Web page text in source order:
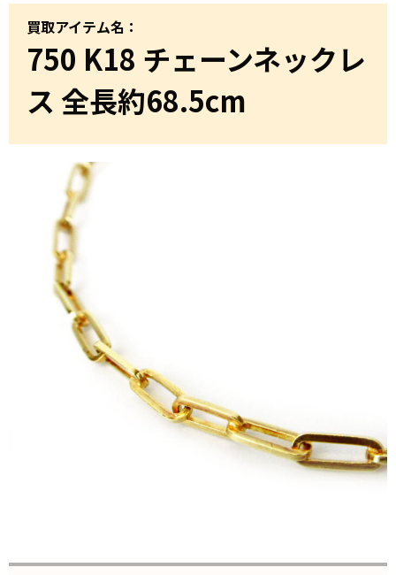
買取アイテム名：
750 K18 チェーンネックレ
ス 全長約68.5cm